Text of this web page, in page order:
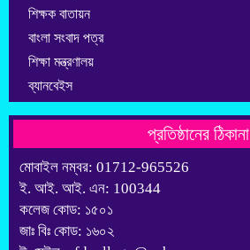
শিক্ষক বাতায়ন
বাংলা সংবাদ পত্র
শিক্ষা মন্ত্রণালয়
ব্যানবেইস
প্রতিষ্ঠানের ঠিকানা
মোবাইল নম্বর: 01712-965526
ই. আই. আই. এন: 100344
কলেজ কোড: ১৫০১
জাঃ বিঃ কোড: ১৬০২